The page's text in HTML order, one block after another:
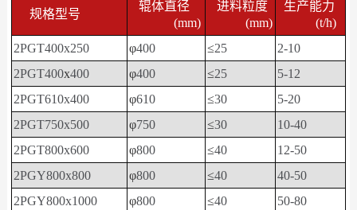
规格型号
辊体直径
(mm)
进料粒度
(mm)
生产能力
(t/h)
2PGT400x250
φ400 ≤25
2-10
2PGT400x400 φ400 ≤25
5-12
2PGT610x400
φ610 ≤30
5-20
2PGT750x500
φ750 ≤30
10-40
2PGT800x600
φ800 ≤40
12-50
2PGY800x800
φ800 ≤40
40-50
2PGY800x1000
φ800 ≤40
50-80